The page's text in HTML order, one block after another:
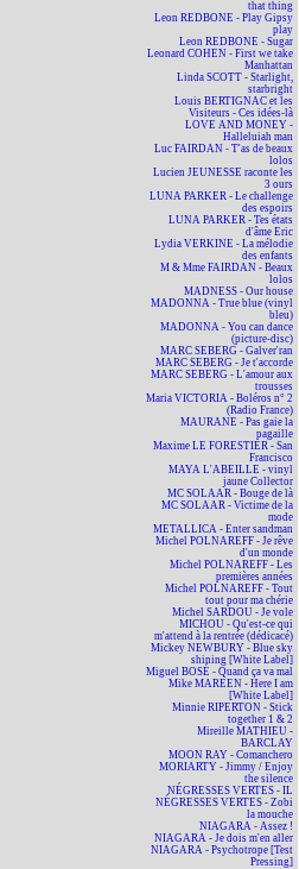
that thing
Leon REDBONE - Play Gipsy
play
Leon REDBONE - Sugar
Leonard COHEN - First we take
Manhattan
Linda SCOTT - Starlight,
starbright
Louis BERTIGNAC et les
Visiteurs - Ces idées-là
LOVE AND MONEY -
Halleluiah man
Luc FAIRDAN - T'as de beaux
lolos
Lucien JEUNESSE raconte les
3 ours
LUNA PARKER - Le challenge
des espoirs
LUNA PARKER - Tes états
d'âme Eric
Lydia VERKINE - La mélodie
des enfants
M & Mme FAIRDAN - Beaux
lolos
MADNESS - Our house
MADONNA - True blue (vinyl
bleu)
MADONNA - You can dance
(picture-disc)
MARC SEBERG - Galver'ran
MARC SEBERG - Je t'accorde
MARC SEBERG - L'amour aux
trousses
Maria VICTORIA - Boléros n° 2
(Radio France)
MAURANE - Pas gaie la
pagaille
Maxime LE FORESTIER - San
Francisco
MAYA L'ABEILLE - vinyl
jaune Collector
MC SOLAAR - Bouge de là
MC SOLAAR - Victime de la
mode
METALLICA - Enter sandman
Michel POLNAREFF - Je rêve
d'un monde
Michel POLNAREFF - Les
premières années
Michel POLNAREFF - Tout
tout pour ma chérie
Michel SARDOU - Je vole
MICHOU - Qu'est-ce qui
m'attend à la rentrée (dédicacé)
Mickey NEWBURY - Blue sky
shining [White Label]
Miguel BOSÉ - Quand ça va mal
Mike MAREEN - Here I am
[White Label]
Minnie RIPERTON - Stick
together 1 & 2
Mireille MATHIEU -
BARCLAY
MOON RAY - Comanchero
MORIARTY - Jimmy / Enjoy
the silence
NÉGRESSES VERTES - IL
NÉGRESSES VERTES - Zobi
la mouche
NIAGARA - Assez !
NIAGARA - Je dois m'en aller
NIAGARA - Psychotrope [Test
Pressing]